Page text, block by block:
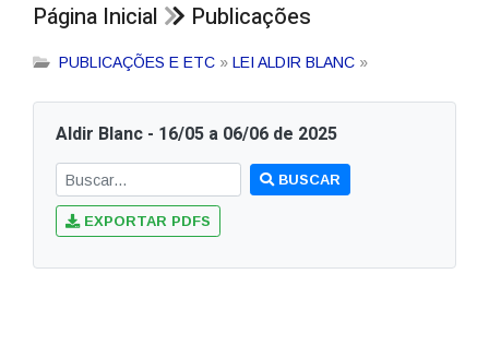
Página Inicial Publicações
PUBLICAÇÕES E ETC » LEI ALDIR BLANC »
Aldir Blanc - 16/05 a 06/06 de 2025
BUSCAR
EXPORTAR PDFS